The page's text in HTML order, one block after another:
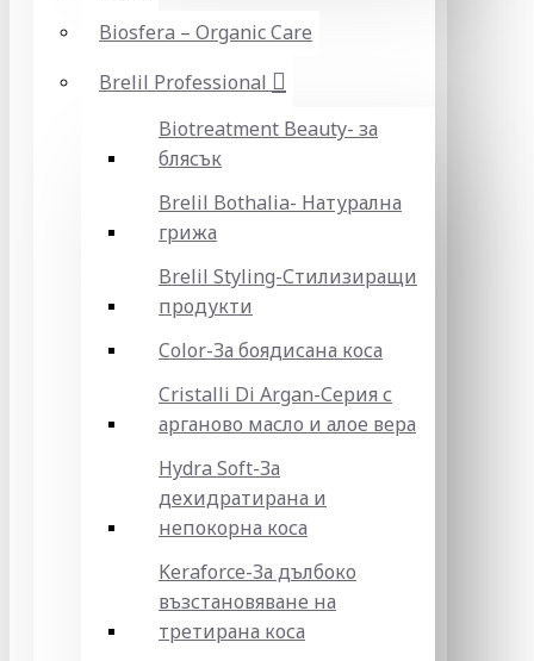
Biosfera – Organic Care
Brelil Professional
Biotreatment Beauty- за
блясък
Brelil Bothalia- Натурална
грижа
Brelil Styling-Стилизиращи
продукти
Color-За боядисана коса
Cristalli Di Argan-Серия с
арганово масло и алое вера
Hydra Soft-За
дехидратирана и
непокорна коса
Keraforce-За дълбоко
възстановяване на
третирана коса